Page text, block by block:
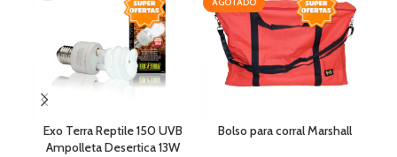
Exo Terra Reptile 150 UVB
Ampolleta Desertica 13W
AGOTADO
Bolso para corral Marshall